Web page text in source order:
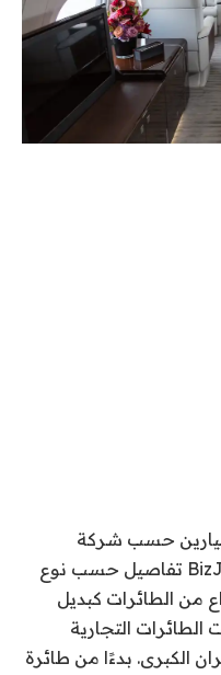
حسب شركة
الطيران أو الشركة، تقدم BizJetJobs تفاصيل حسب نوع
من الطائرات كبديل
التجارية
الكبرى. بدءًا من طائرة